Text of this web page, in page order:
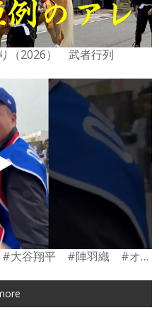
（2026） 武者行列
#大浦ミート #ドジャース #大谷翔平 #陣羽織 #オーダーメイド #shorts